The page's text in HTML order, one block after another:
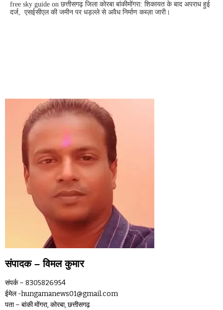
free sky guide on छत्तीसगढ़ जिला कोरबा बांकीमोंगरा: शिकायत के बाद अपराध हुई
दर्ज, एसईसीएल की जमीन पर धड़ल्ले से अवैध निर्माण कब्ज़ा जारी।
संपादक – विमल कुमार
संपर्क – 8305826954
ईमेल -hungamanews01@gmail.com
पता – बांकी मोंगरा, कोरबा, छत्तीसगढ़